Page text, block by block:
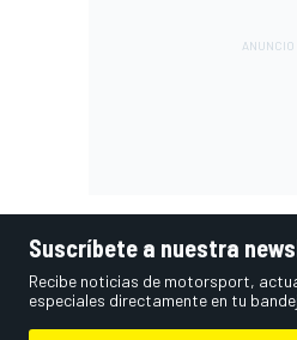
Suscríbete a nuestra
Recibe noticias de motorsport,
especiales directamente en tu